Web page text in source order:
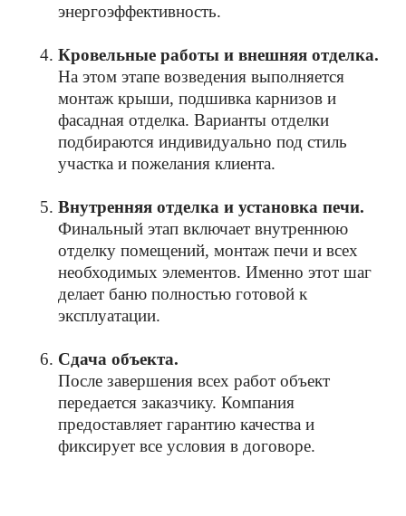
энергоэффективность.
Кровельные работы и внешняя отделка.
На этом этапе возведения выполняется
монтаж крыши, подшивка карнизов и
фасадная отделка. Варианты отделки
подбираются индивидуально под стиль
участка и пожелания клиента.
Внутренняя отделка и установка печи.
Финальный этап включает внутреннюю
отделку помещений, монтаж печи и всех
необходимых элементов. Именно этот шаг
делает баню полностью готовой к
эксплуатации.
Сдача объекта.
После завершения всех работ объект
передается заказчику. Компания
предоставляет гарантию качества и
фиксирует все условия в договоре.